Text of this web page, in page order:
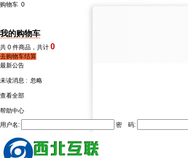
购物车 0
我的购物车
共 0 件商品，共计 0
去购物车结算
最新公告
未读消息 : 忽略
查看全部
帮助中心
用户名:
密 码: